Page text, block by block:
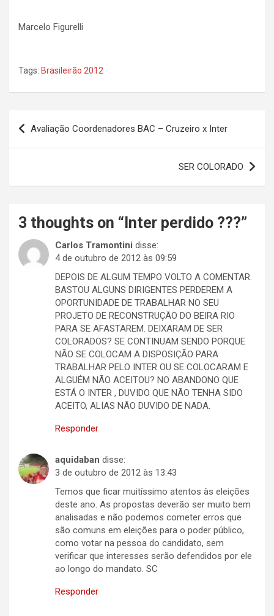
Marcelo Figurelli
Tags: Brasileirão 2012
Navegação
de
Avaliação Coordenadores BAC – Cruzeiro x Inter
SER COLORADO
3 thoughts on “ Inter perdido ???”
Carlos Tramontini disse:
4 de outubro de 2012 às 09:59
DEPOIS DE ALGUM TEMPO VOLTO A COMENTAR.
BASTOU ALGUNS DIRIGENTES PERDEREM A
OPORTUNIDADE DE TRABALHAR NO SEU
PROJETO DE RECONSTRUÇÃO DO BEIRA RIO
PARA SE AFASTAREM. DEIXARAM DE SER
COLORADOS? SE CONTINUAM SENDO PORQUE
NÃO SE COLOCAM A DISPOSIÇÃO PARA
TRABALHAR PELO INTER OU SE COLOCARAM E
ALGUÉM NÃO ACEITOU? NO ABANDONO QUE
ESTÁ O INTER , DUVIDO QUE NÃO TENHA SIDO
ACEITO, ALIAS NÃO DUVIDO DE NADA.
Responder
aquidaban disse:
3 de outubro de 2012 às 13:43
Temos que ficar muitíssimo atentos às eleições
deste ano. As propostas deverão ser muito bem
analisadas e não podemos cometer erros que
são comuns em eleições para o poder público,
como votar na pessoa do candidato, sem
verificar que interesses serão defendidos por ele
ao longo do mandato. SC
Responder